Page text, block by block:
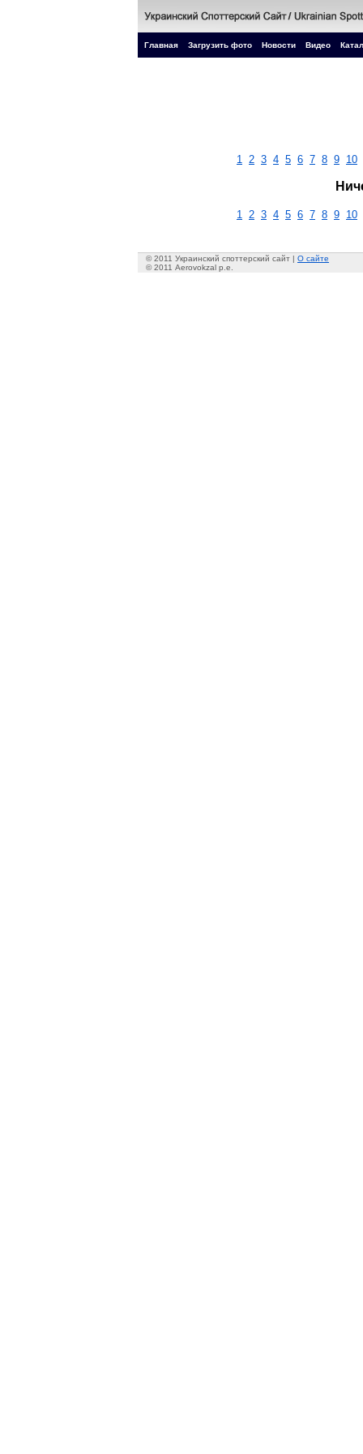
Главная Загрузить фото Новости Видео
1 2 3 4 5 6 7 8 9 10
1 2 3 4 5 6 7 8 9 10
© 2011 Украинский споттерский сайт | О сайте
© 2011 Aerovokzal p.e.